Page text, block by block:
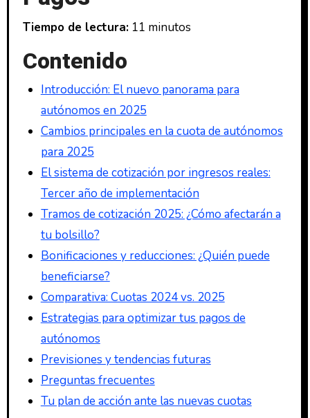
Tiempo de lectura:11 minutos
Contenido
Introducción: El nuevo panorama para
autónomos en 2025
Cambios principales en la cuota de autónomos
para 2025
El sistema de cotización por ingresos reales:
Tercer año de implementación
Tramos de cotización 2025: ¿Cómo afectarán a
tu bolsillo?
Bonificaciones y reducciones: ¿Quién puede
beneficiarse?
Comparativa: Cuotas 2024 vs. 2025
Estrategias para optimizar tus pagos de
autónomos
Previsiones y tendencias futuras
Preguntas frecuentes
Tu plan de acción ante las nuevas cuotas